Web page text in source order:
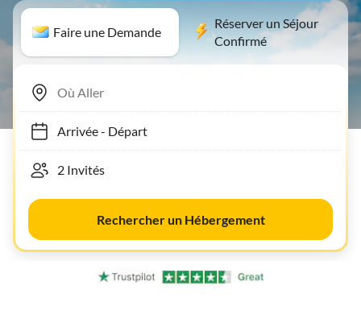
Faire une Demande
Réserver un Séjour
Confirmé
Arrivée- Départ
Rechercher un Hébergement